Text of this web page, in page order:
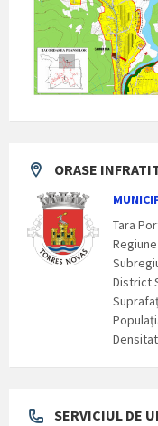
ORASE
Tara
District
SERVICIUL DE